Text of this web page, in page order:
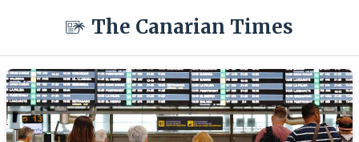
The Canarian Times